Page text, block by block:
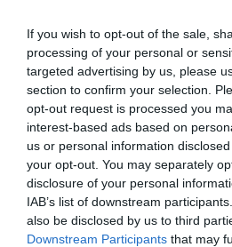
If you wish to opt-out of the sale,
processing of your personal or
targeted advertising by us, please
section to confirm your selection.
opt-out request is processed you
interest-based ads based on
us or personal information
your opt-out. You may separately
disclosure of your personal
IAB’s list of downstream
also be disclosed by us to third
Downstream Participants that may
diarrea y hemorroides»,
mareos», «Aparato respiratorio,
común», «Rinitis alérgica», «El
con medicamentos sin receta»,
vitamínicas en la población
El primer curso sobre síntomas
medicamentos sin receta se
entonces se ha impartido en los
oficiales de farmacéuticos, en